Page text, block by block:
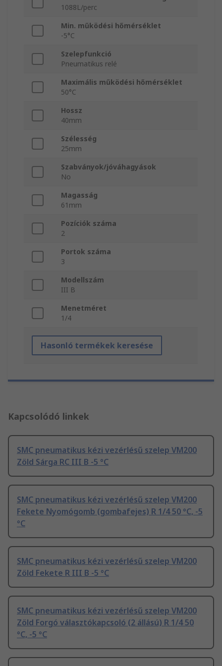
1088L/perc
Min. működési hőmérséklet
-5°C
Szelepfunkció
Pneumatikus relé
Maximális működési hőmérséklet
50°C
Hossz
40mm
Szélesség
25mm
Szabványok/jóváhagyások
No
Magasság
61mm
Pozíciók száma
2
Portok száma
3
Modellszám
III B
Menetméret
1/4
Hasonló termékek keresése
Kapcsolódó linkek
SMC pneumatikus kézi vezérlésű szelep VM200
Zöld Sárga RC III B -5 °C
SMC pneumatikus kézi vezérlésű szelep VM200
Fekete Nyomógomb (gombafejes) R 1/4 50 °C, -5
°C
SMC pneumatikus kézi vezérlésű szelep VM200
Zöld Fekete R III B -5 °C
SMC pneumatikus kézi vezérlésű szelep VM200
Zöld Forgó választókapcsoló (2 állású) R 1/4 50
°C, -5 °C